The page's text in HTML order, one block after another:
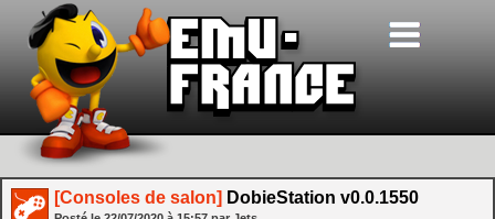
[Consoles de salon] DobieStation v0.0.1550